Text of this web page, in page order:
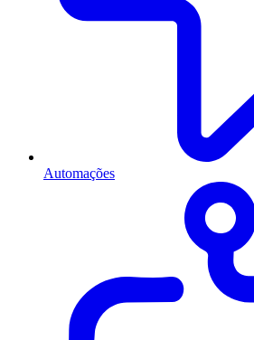
Automações